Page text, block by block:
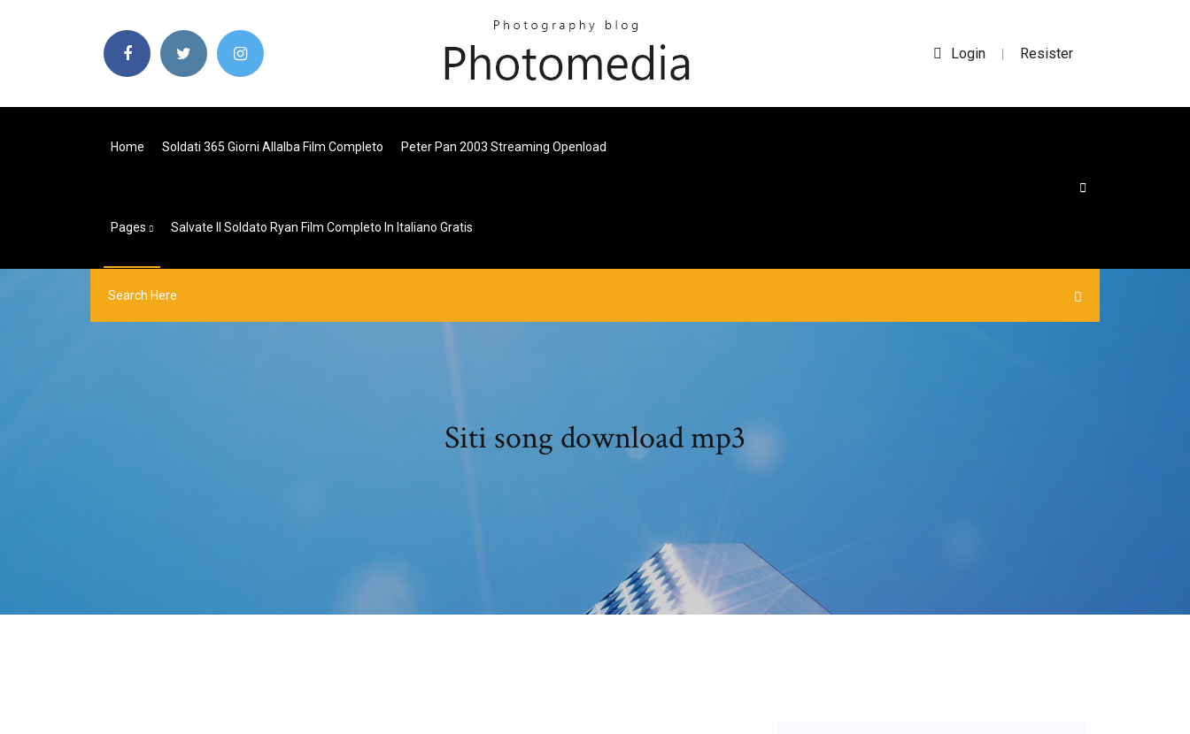
Login | Resister
Home Soldati 365 Giorni Allalba Film Completo Peter Pan 2003 Streaming Openload
Pages Salvate Il Soldato Ryan Film Completo In Italiano Gratis
Siti song download mp3